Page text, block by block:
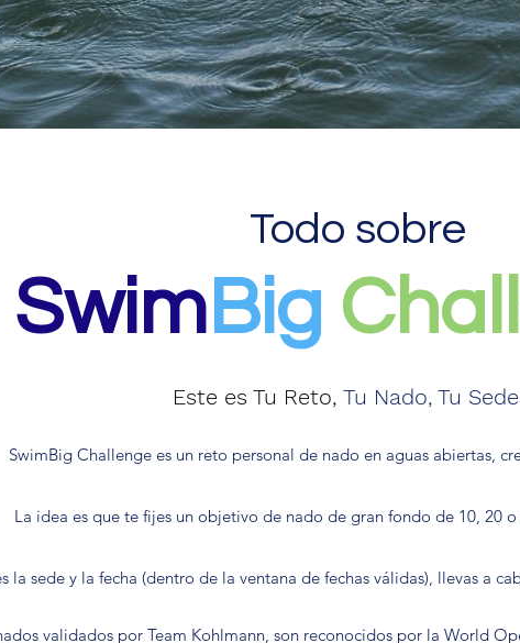
Todo sobre
Swim Big
Este es Tu Reto, Tu Nado, Tu Sede
SwimBig Challenge es un reto personal de nado en aguas abiertas,
La idea es que te fijes un objetivo de nado de gran fondo de 10, 20
la sede y la fecha (dentro de la ventana de fechas válidas), llevas a
validados por Team Kohlmann, son reconocidos por la World